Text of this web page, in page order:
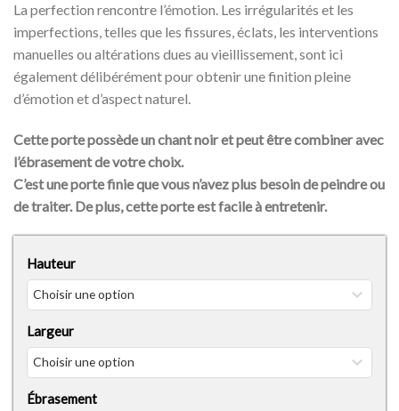
La perfection rencontre l’émotion. Les irrégularités et les
imperfections, telles que les fissures, éclats, les interventions
manuelles ou altérations dues au vieillissement, sont ici
également délibérément pour obtenir une finition pleine
d’émotion et d’aspect naturel.
Cette porte possède un chant noir et peut être combiner avec
l’ébrasement de votre choix.
C’est une porte finie que vous n’avez plus besoin de peindre ou
de traiter. De plus, cette porte est facile à entretenir.
Hauteur
Largeur
Ébrasement